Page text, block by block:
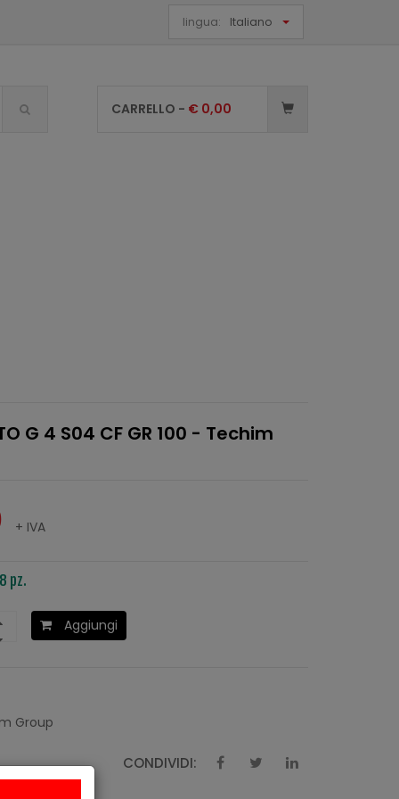
lingua: Italiano
CARRELLO - € 0,00
G 4 S04 CF GR 100 - Techim
+ IVA
pz.
Aggiungi
Group
CONDIVIDI: